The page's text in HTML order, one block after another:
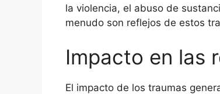
la violencia, el abuso de
menudo son reflejos de estos
Impacto en las
El impacto de los traumas